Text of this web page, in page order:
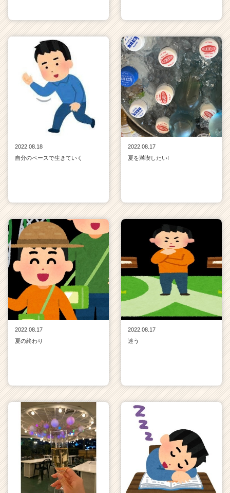
2022.08.18
自分のペースで生きていく
2022.08.17
夏を満喫したい!
2022.08.17
夏の終わり
2022.08.17
迷う